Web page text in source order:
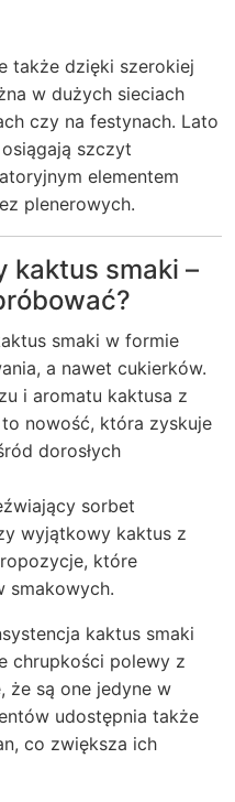
także dzięki szerokiej
w dużych sieciach
czy na festynach. Lato
szczyt
elementem
plenerowych.
kaktus smaki –
smaki w formie
a nawet cukierków.
i aromatu kaktusa z
nowość, która zyskuje
dorosłych
sorbet
wyjątkowy kaktus z
które
smakowych.
kaktus smaki
chrupkości polewy z
że są one jedyne w
udostępnia także
co zwiększa ich